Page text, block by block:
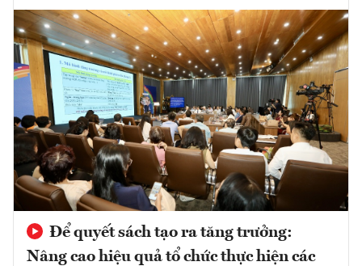
Để quyết sách tạo ra tăng trưởng:
Nâng cao hiệu quả tổ chức thực hiện các